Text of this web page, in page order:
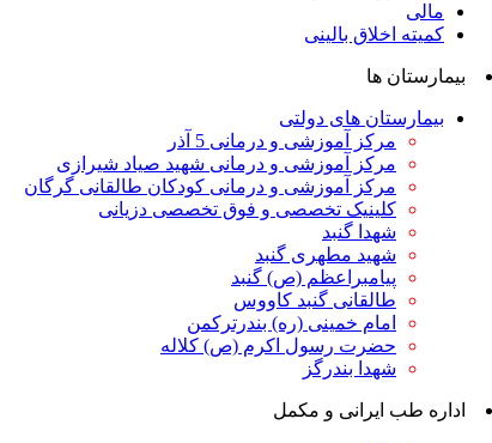
مالی
کمیته اخلاق بالینی
بیمارستان ها
بیمارستان های دولتی
مرکز آموزشی و درمانی 5 آذر
مرکز آموزشی و درمانی شهید صیاد شیرازی
مرکز آموزشی و درمانی کودکان طالقانی گرگان
کلینیک تخصصی و فوق تخصصی دزیانی
شهدا گنبد
شهید مطهری گنبد
پیامبراعظم (ص) گنبد
طالقانی گنبد کاووس
امام خمینی (ره) بندرترکمن
حضرت رسول اکرم (ص) کلاله
شهدا بندرگز
اداره طب ایرانی و مکمل